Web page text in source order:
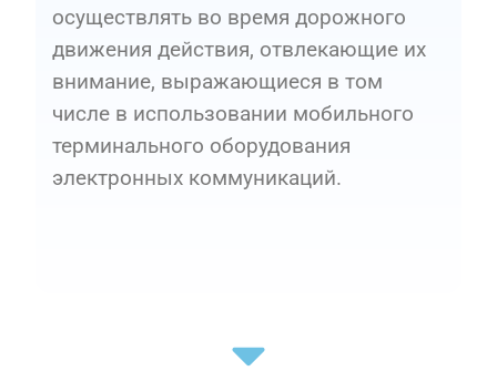
осуществлять во время дорожного
движения действия, отвлекающие их
внимание, выражающиеся в том
числе в использовании мобильного
терминального оборудования
электронных коммуникаций.